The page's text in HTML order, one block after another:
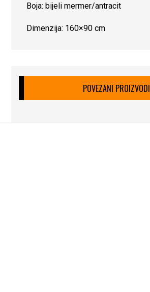
Boja: bijeli mermer/antracit
Dimenzija: 160×90 cm
POVEZANI PROIZVODI